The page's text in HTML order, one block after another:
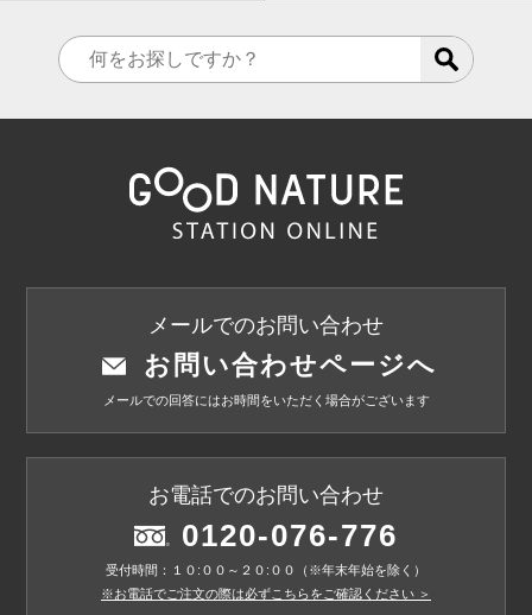
メールでのお問い合わせ
お問い合わせページへ
メールでの回答にはお時間をいただく場合がございます
お電話でのお問い合わせ
0120-076-776
受付時間：１０:００～２０:００（※年末年始を除く）
※お電話でご注文の際は必ずこちらをご確認ください ＞